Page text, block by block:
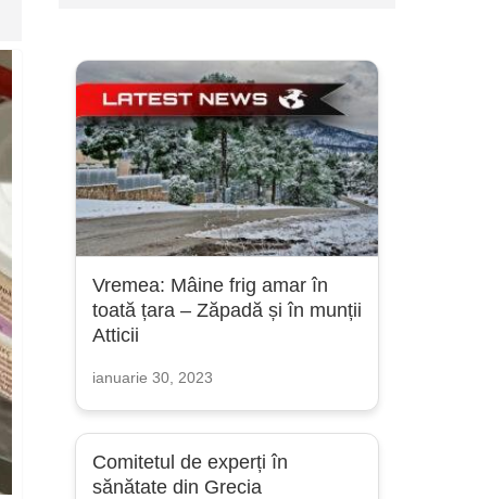
Vremea: Mâine frig amar în
toată țara – Zăpadă și în munții
Atticii
ianuarie 30, 2023
Comitetul de experți în
sănătate din Grecia